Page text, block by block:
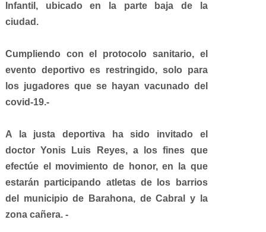
Infantil, ubicado en la parte baja de la
ciudad.
Cumpliendo con el protocolo sanitario, el
evento deportivo es restringido, solo para
los jugadores que se hayan vacunado del
covid-19.-
A la justa deportiva ha sido invitado el
doctor Yonis Luis Reyes, a los fines que
efectúe el movimiento de honor, en la que
estarán participando atletas de los barrios
del municipio de Barahona, de Cabral y la
zona cañera. -